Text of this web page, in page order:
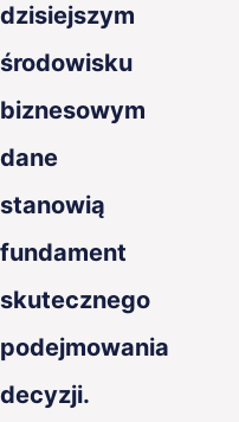
dzisiejszym
środowisku
biznesowym
dane
stanowią
fundament
skutecznego
podejmowania
decyzji.